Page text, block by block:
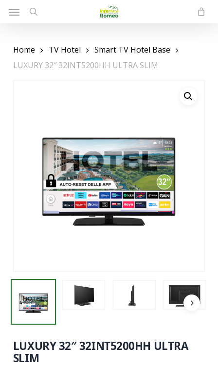
Skip
content
Menu
Home TV Hotel
Smart TV Hotel Base
LUXURY 32″ 32INT5200HH ULTRA SLIM
LUXURY 32″ 32INT5200HH ULTRA
SLIM